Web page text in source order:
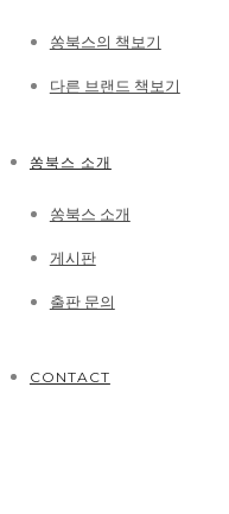
쏭북스의 책보기
다른 브랜드 책보기
쏭북스 소개
쏭북스 소개
게시판
출판 문의
CONTACT